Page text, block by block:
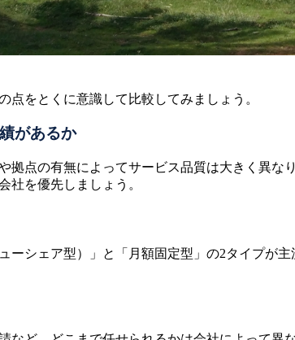
をとくに意識して比較してみましょう。
があるか
拠点の有無によってサービス品質は大きく異
社を優先しましょう。
ーシェア型）」と「月額固定型」の2タイプが